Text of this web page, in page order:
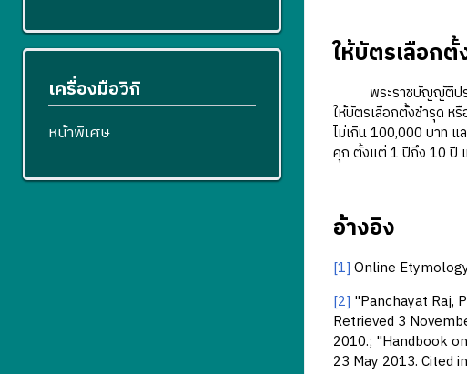
ให้บัตรเลือกตั้
พระราชบัญญัติประก
ให้บัตรเลือกตั้งชำรุด ห
ไม่เกิน 100,000 บาท แ
คุก ตั้งแต่ 1 ปีถึง 10 ปี
อ้างอิง
[1] Online
[2] "Panchayat Raj,
Retrieved 3
2010.; "Handbook
23 May 2013. Cited
เครื่องมือวิกิ
หน้าพิเศษ